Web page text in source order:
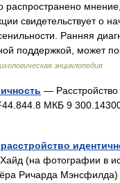
распространено
свидетельствует о
Ранняя
поддержкой, может
энциклопедия
—
МКБ 9
(на фотографии в
Ричарда